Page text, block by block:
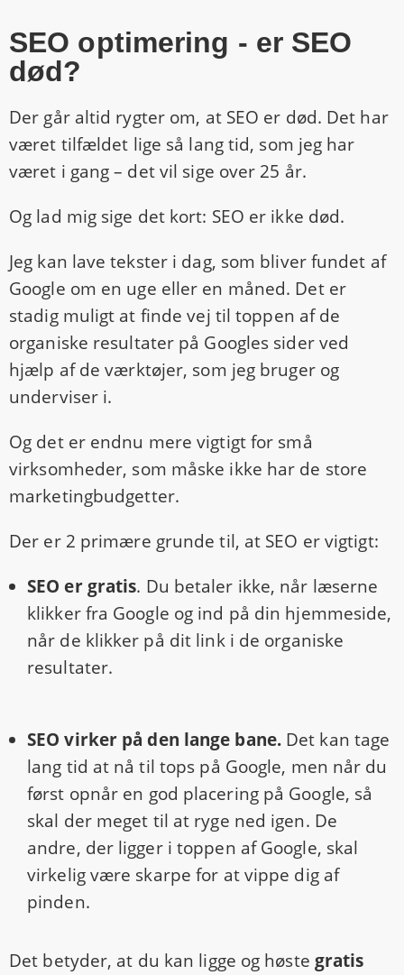
SEO optimering - er SEO
død?
Der går altid rygter om, at SEO er død. Det har
været tilfældet lige så lang tid, som jeg har
været i gang – det vil sige over 25 år.
Og lad mig sige det kort: SEO er ikke død.
Jeg kan lave tekster i dag, som bliver fundet af
Google om en uge eller en måned. Det er
stadig muligt at finde vej til toppen af de
organiske resultater på Googles sider ved
hjælp af de værktøjer, som jeg bruger og
underviser i.
Og det er endnu mere vigtigt for små
virksomheder, som måske ikke har de store
marketingbudgetter.
Der er 2 primære grunde til, at SEO er vigtigt:
SEO er gratis. Du betaler ikke, når læserne
klikker fra Google og ind på din hjemmeside,
når de klikker på dit link i de organiske
resultater.
SEO virker på den lange bane.Det kan tage
lang tid at nå til tops på Google, men når du
først opnår en god placering på Google, så
skal der meget til at ryge ned igen. De
andre, der ligger i toppen af Google, skal
virkelig være skarpe for at vippe dig af
pinden.
Det betyder, at du kan ligge og høste gratis